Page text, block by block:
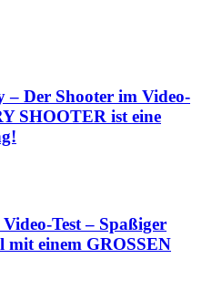
– Der Shooter im Video-
SHOOTER ist eine
Test – Spaßiger
einem GROSSEN